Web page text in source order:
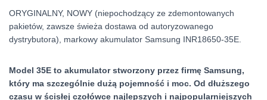
ORYGINALNY, NOWY (niepochodzący ze zdemontowanych
pakietów, zawsze świeża dostawa od autoryzowanego
dystrybutora), markowy akumulator Samsung INR18650-35E.
Model 35E to akumulator stworzony przez firmę Samsung,
który ma szczególnie dużą pojemność i moc. Od dłuższego
czasu w ścisłej czołówce najlepszych i najpopularniejszych